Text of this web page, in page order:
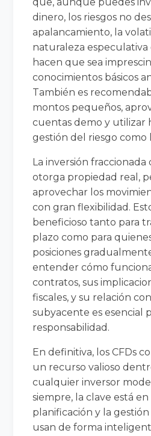
dinero, los riesgos no
apalancamiento, la
naturaleza especulativa
hacen que sea
conocimientos básicos
También es
montos pequeños,
cuentas demo y utilizar
gestión del riesgo como
La inversión fraccionada
otorga propiedad real,
aprovechar los
con gran flexibilidad.
beneficioso tanto para
plazo como para
posiciones
entender cómo
contratos, sus
fiscales, y su relación
subyacente es esencial
responsabilidad.
En definitiva, los CFDs
un recurso valioso
cualquier inversor
siempre, la clave está
planificación y la gestión
usan de forma